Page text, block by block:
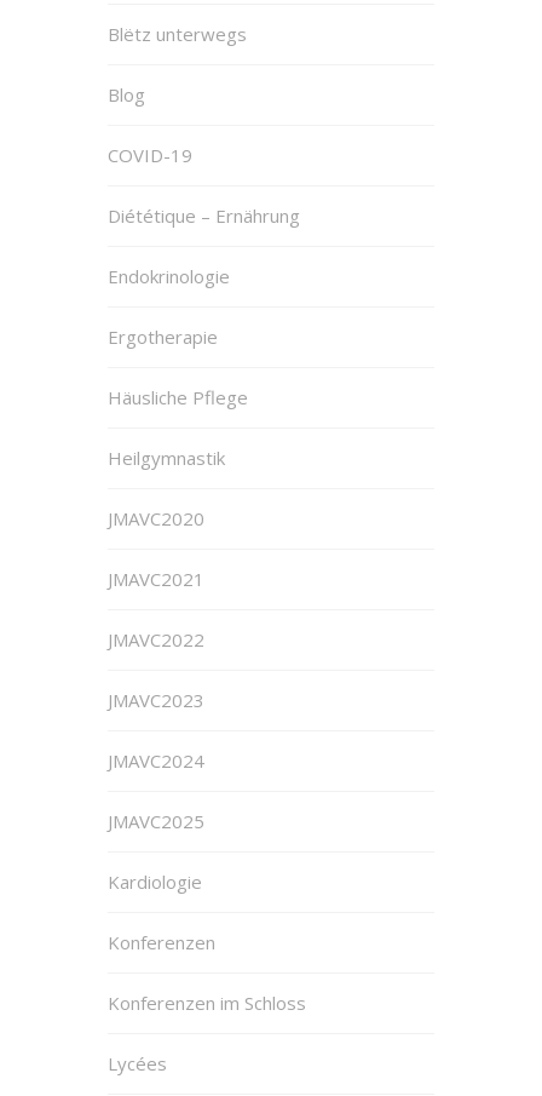
Blëtz unterwegs
Blog
COVID-19
Diététique – Ernährung
Endokrinologie
Ergotherapie
Häusliche Pflege
Heilgymnastik
JMAVC2020
JMAVC2021
JMAVC2022
JMAVC2023
JMAVC2024
JMAVC2025
Kardiologie
Konferenzen
Konferenzen im Schloss
Lycées